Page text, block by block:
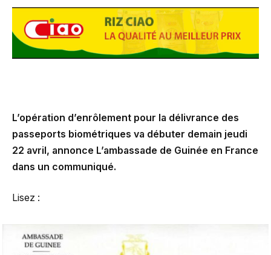
L’opération d’enrôlement pour la délivrance des
passeports biométriques va débuter demain jeudi
22 avril, annonce L’ambassade de Guinée en France
dans un communiqué.
Lisez :